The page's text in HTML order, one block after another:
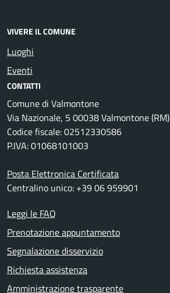
VIVERE IL COMUNE
Luoghi
Eventi
CONTATTI
Comune di Valmontone
Via Nazionale, 5 00038 Valmontone (RM)
Codice fiscale: 02512330586
P.IVA: 01068101003
Posta Elettronica Certificata
Centralino unico: +39 06 959901
Leggi le FAQ
Prenotazione appuntamento
Segnalazione disservizio
Richiesta assistenza
Amministrazione trasparente